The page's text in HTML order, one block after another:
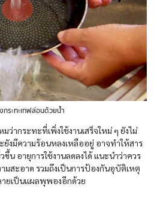
ระทะเทฟล่อนด้วยน้ำ
ว่ากระทะที่เพิ่งใช้งานเสร็จใหม่ ๆ ยังไม่
งมีความร้อนหลงเหลืออยู่ อาจทำให้สาร
น อายุการใช้งานลดลงได้ แนะนำว่าควร
มสะอาด รวมถึงเป็นการป้องกันอุบัติเหตุ
ายเป็นแผลพุพองอีกด้วย